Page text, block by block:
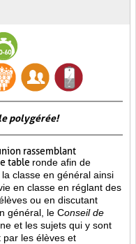
polygérée!
rassemblant
table ronde afin de
classe en général ainsi
en classe en réglant des
ou en discutant
général, le Conseil de
et les sujets qui y sont
par les élèves et